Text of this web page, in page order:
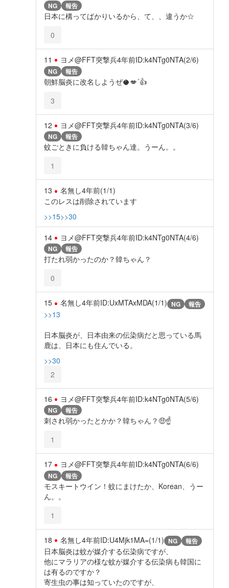
NG 報告
日本に構ってばかりいるから、て、、違うか☆
0
11 ヨメ@FFT突撃兵4年前ID:k4NTg0NTA(2/6)
NG 報告
朝鮮脳炎に改名しようぜ🥥💋´👍
3
12 ヨメ@FFT突撃兵4年前ID:k4NTg0NTA(3/6)
NG 報告
蚊ごときに負ける韓ちゃん達。うーん。。
1
13 名無し4年前(1/1)
このレスは削除されています
>>15>>30
14 ヨメ@FFT突撃兵4年前ID:k4NTg0NTA(4/6)
NG 報告
打たれ弱かったのか？韓ちゃん？
0
15 名無し4年前ID:UxMTAxMDA(1/1) NG 報告
>>13
日本脳炎が、日本由来の伝染病だと思っている馬
鹿は、日本にも住んでいる。
>>30
2
16 ヨメ@FFT突撃兵4年前ID:k4NTg0NTA(5/6)
NG 報告
刺され弱かったとかか？韓ちゃん？🤑☝️
1
17 ヨメ@FFT突撃兵4年前ID:k4NTg0NTA(6/6)
NG 報告
モスキートウイン！蚊にまけたか、Korean、うー
ん。。
1
18 名無し4年前ID:U4Mjk1MA=(1/1) NG 報告
日本脳炎は蚊が媒介する伝染病ですが、
他にマラリアの様な蚊が媒介する伝染病も韓国に
は有るのですか？
寄生虫の事は知っていたのですが、